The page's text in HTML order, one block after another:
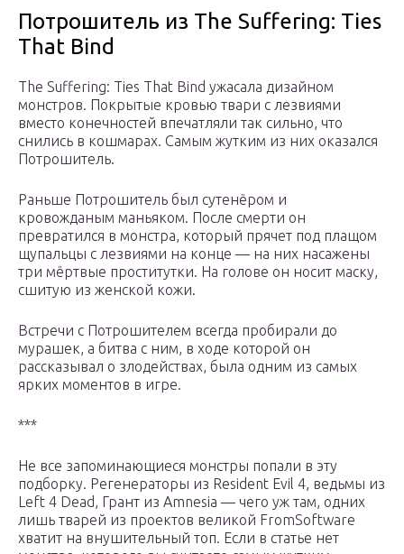
Потрошитель из The Suffering: Ties
That Bind
The Suffering: Ties That Bind ужасала дизайном
монстров. Покрытые кровью твари с лезвиями
вместо конечностей впечатляли так сильно, что
снились в кошмарах. Самым жутким из них оказался
Потрошитель.
Раньше Потрошитель был сутенёром и
кровожданым маньяком. После смерти он
превратился в монстра, который прячет под плащом
щупальцы с лезвиями на конце — на них насажены
три мёртвые проститутки. На голове он носит маску,
сшитую из женской кожи.
Встречи с Потрошителем всегда пробирали до
мурашек, а битва с ним, в ходе которой он
рассказывал о злодействах, была одним из самых
ярких моментов в игре.
***
Не все запоминающиеся монстры попали в эту
подборку. Регенераторы из Resident Evil 4, ведьмы из
Left 4 Dead, Грант из Amnesia — чего уж там, одних
лишь тварей из проектов великой FromSoftware
хватит на внушительный топ. Если в статье нет